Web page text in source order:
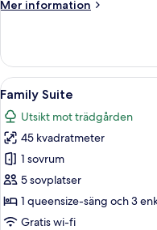
View
Mer information
Mer
Family
Room
with
Land
View
Öppna
alla
foton
för
Family
Suite
5
Family Suite
Utsikt mot trädgården
45 kvadratmeter
1 sovrum
5 sovplatser
1 queensize-säng och 3
Gratis wi-fi